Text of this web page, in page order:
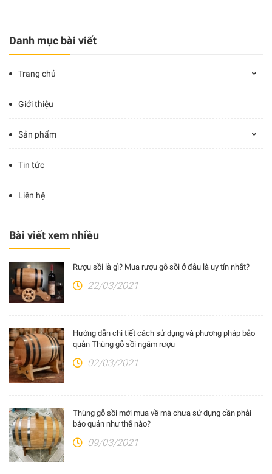
Danh mục bài viết
Trang chủ
Giới thiệu
Sản phẩm
Tin tức
Liên hệ
Bài viết xem nhiều
Rượu sồi là gì? Mua rượu gỗ sồi ở đâu là uy tín nhất?
22/03/2021
Hướng dẫn chi tiết cách sử dụng và phương pháp bảo
quản Thùng gỗ sồi ngâm rượu
02/03/2021
Thùng gỗ sồi mới mua về mà chưa sử dụng cần phải
bảo quản như thế nào?
09/03/2021